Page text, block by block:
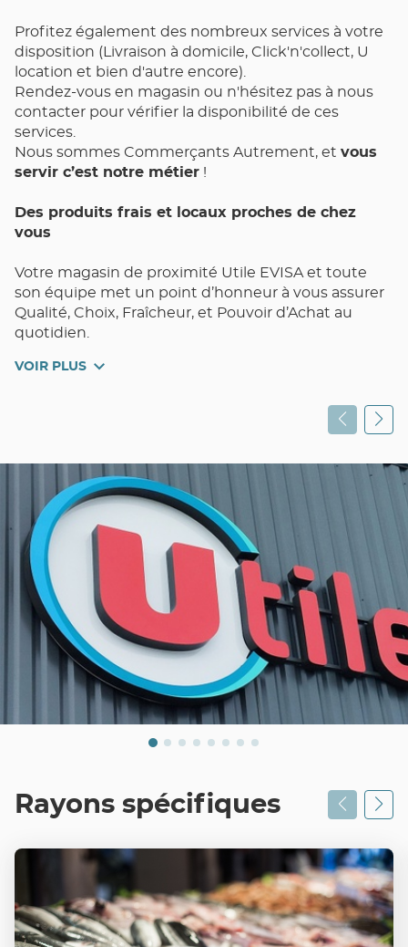
Profitez également des nombreux services à votre
disposition (Livraison à domicile, Click'n'collect, U
location et bien d'autre encore).
Rendez-vous en magasin ou n'hésitez pas à nous
contacter pour vérifier la disponibilité de ces
services.
Nous sommes Commerçants Autrement, et vous
servir c’est notre métier !
Des produits frais et locaux proches de chez
vous
Votre magasin de proximité Utile EVISA et toute
son équipe met un point d’honneur à vous assurer
Qualité, Choix, Fraîcheur, et Pouvoir d’Achat au
quotidien.
VOIR PLUS
Rayons spécifiques